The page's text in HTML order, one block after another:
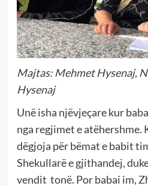
Majtas: Mehmet Hysenaj,
Hysenaj
Unë isha njëvjeçare kur
nga regjimet e
dëgjoja për bëmat e babit
Shekullarë e gjithandej,
vendit tonë. Por babai im,